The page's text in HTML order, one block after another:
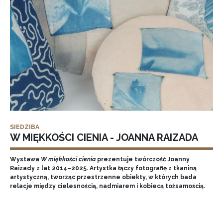
SIEDZIBA
W MIĘKKOŚCI CIENIA - JOANNA RAIZADA
Wystawa W miękkości cieniaprezentuje twórczość Joanny
Raizady z lat 2014–2025. Artystka łączy fotografię z tkaniną
artystyczną, tworząc przestrzenne obiekty, w których bada
relacje między cielesnością, nadmiarem i kobiecą tożsamością.